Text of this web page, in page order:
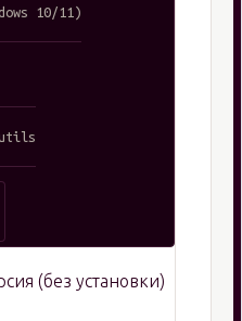
10/11)
(без установки)